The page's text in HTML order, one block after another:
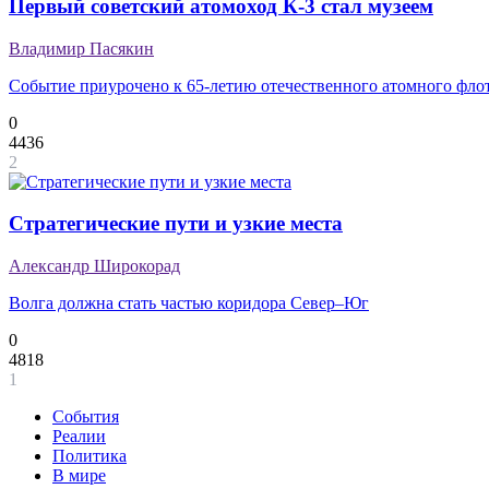
Первый советский атомоход К-3 стал музеем
Владимир Пасякин
Событие приурочено к 65-летию отечественного атомного
0
4436
2
Стратегические пути и узкие места
Александр Широкорад
Волга должна стать частью коридора Север–Юг
0
4818
1
События
Реалии
Политика
В мире